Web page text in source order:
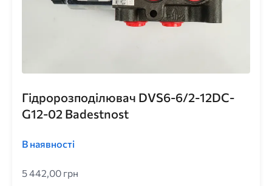
Гідророзподілювач DVS6-6/2-12DC-
G12-02 Badestnost
В наявності
5 442,00 грн